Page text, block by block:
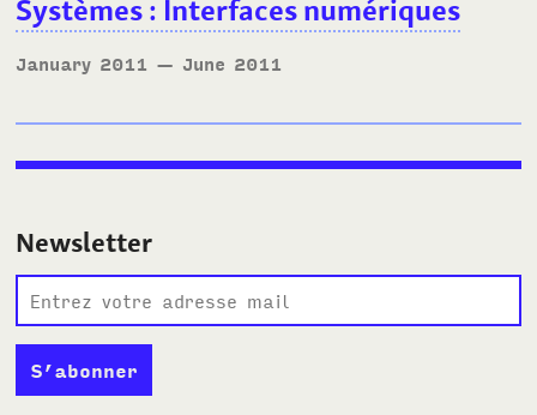
Systèmes: Interfaces numériques
January 2011 — June 2011
Newsletter